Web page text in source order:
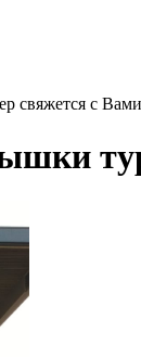
свяжется с